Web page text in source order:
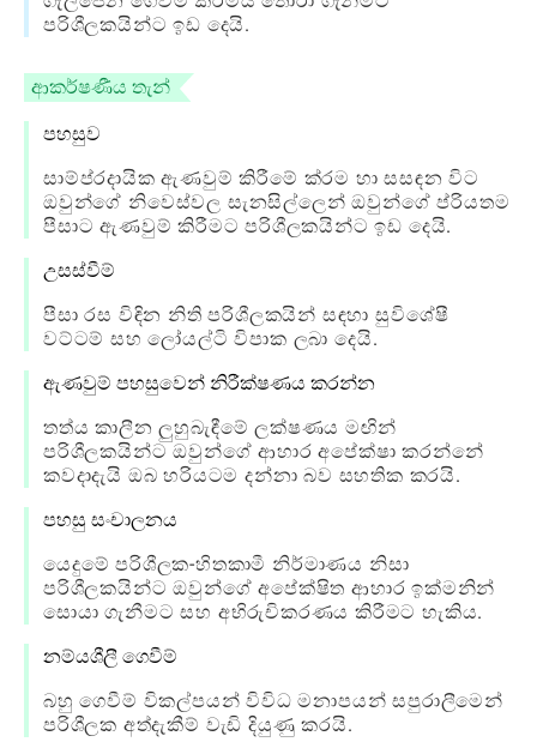
පරිශීලකයින්ට ඉඩ දෙයි.
ආකර්ෂණීය තැන්
පහසුව
සාම්ප්රදායික ඇණවුම් කිරීමේ ක්රම හා සසඳන විට
ඔවුන්ගේ නිවෙස්වල සැනසිල්ලෙන් ඔවුන්ගේ ප්රියතම
පීසාට ඇණවුම් කිරීමට පරිශීලකයින්ට ඉඩ දෙයි.
උසස්වීම්
පීසා රස විඳින නිති පරිශීලකයින් සඳහා සුවිශේෂී
වට්ටම් සහ ලෝයල්ටි විපාක ලබා දෙයි.
ඇණවුම් පහසුවෙන් නිරීක්ෂණය කරන්න
තත්ය කාලීන ලුහුබැඳීමේ ලක්ෂණය මඟින්
පරිශීලකයින්ට ඔවුන්ගේ ආහාර අපේක්ෂා කරන්නේ
කවදාදැයි ඔබ හරියටම දන්නා බව සහතික කරයි.
පහසු සංචාලනය
යෙදුමේ පරිශීලක-හිතකාමී නිර්මාණය නිසා
පරිශීලකයින්ට ඔවුන්ගේ අපේක්ෂිත ආහාර ඉක්මනින්
සොයා ගැනීමට සහ අභිරුචිකරණය කිරීමට හැකිය.
නම්යශීලී ගෙවීම්
බහු ගෙවීම් විකල්පයන් විවිධ මනාපයන් සපුරාලීමෙන්
පරිශීලක අත්දැකීම් වැඩි දියුණු කරයි.